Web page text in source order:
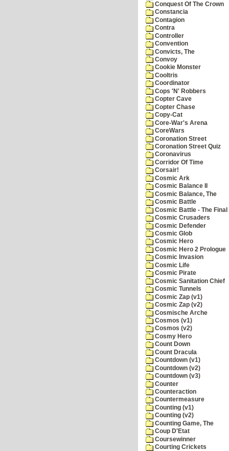
Conquest Of The Crown
Constancia
Contagion
Contra
Controller
Convention
Convicts, The
Convoy
Cookie Monster
Cooltris
Coordinator
Cops 'N' Robbers
Copter Cave
Copter Chase
Copy-Cat
Core-War's Arena
CoreWars
Coronation Street
Coronation Street Quiz
Coronavirus
Corridor Of Time
Corsair!
Cosmic Ark
Cosmic Balance II
Cosmic Balance, The
Cosmic Battle
Cosmic Battle - The
Cosmic Crusaders
Cosmic Defender
Cosmic Glob
Cosmic Hero
Cosmic Hero 2 Prologue
Cosmic Invasion
Cosmic Life
Cosmic Pirate
Cosmic Sanitation Chief
Cosmic Tunnels
Cosmic Zap (v1)
Cosmic Zap (v2)
Cosmische Arche
Cosmos (v1)
Cosmos (v2)
Cosmy Hero
Count Down
Count Dracula
Countdown (v1)
Countdown (v2)
Countdown (v3)
Counter
Counteraction
Countermeasure
Counting (v1)
Counting (v2)
Counting Game, The
Coup D'Etat
Coursewinner
Courting Crickets